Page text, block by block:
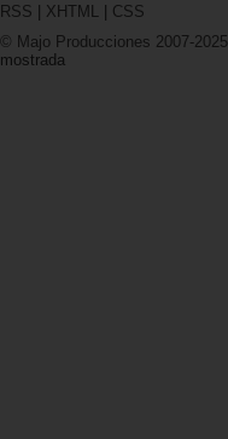
RSS XHTML CSS
© Majo Producciones 2007-2025
mostrada